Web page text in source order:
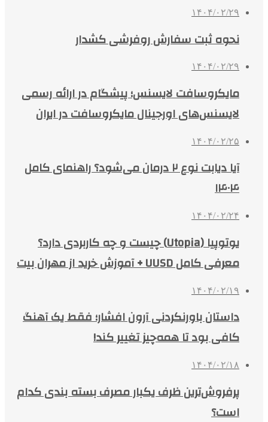
۱۴۰۴/۰۲/۲۹
نحوه ثبت سفارش روفرشی کشدار
۱۴۰۴/۰۲/۲۹
مایکروسافت لایسنس؛ پیشگام در ارائه رسمی
لایسنس‌های اورجینال مایکروسافت در ایران
۱۴۰۴/۰۲/۲۵
آیا دیابت نوع ۲ درمان می‌شود؟ راهنمای کامل
۱۴۰۴
۱۴۰۴/۰۲/۲۴
یوتوپیا (Utopia) چیست و چه کاربردی دارد؟
معرفی کامل UUSD + آموزش خرید از مهران بیت
۱۴۰۴/۰۲/۱۹
داستان باورنکردنی آرون افشار؛ فقط یک آهنگ
کافی بود تا همه‌چیز تغییر کند!
۱۴۰۴/۰۲/۱۸
پرفروش‌ترین ظرف یکبار مصرف بسته بندی کدام
است؟